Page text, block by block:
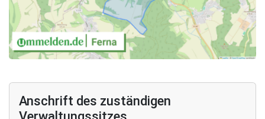
Anschrift des zuständigen